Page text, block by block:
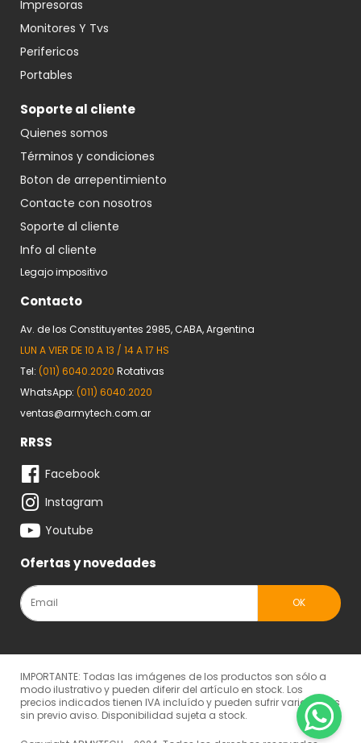
Impresoras
Monitores Y Tvs
Perifericos
Portables
Soporte al cliente
Quienes somos
Términos y condiciones
Boton de arrepentimiento
Contacte con nosotros
Soporte al cliente
Info al cliente
Legajo impositivo
Contacto
Av. de los Constituyentes 2985, CABA, Argentina
LUN A VIER DE 10 A 13 / 14 A 17 HS
Tel: (011) 6040.2020 Rotativas
WhatsApp: (011) 6040.2020
ventas@armytech.com.ar
RRSS
Facebook
Instagram
Youtube
Ofertas y novedades
IMPORTANTE: Todas las imágenes de los productos son sólo a
modo ilustrativo y pueden diferir del artículo en stock. Los
precios indicados tienen IVA incluído y pueden sufrir variaciones
sin previo aviso. Disponibilidad sujeta a stock.